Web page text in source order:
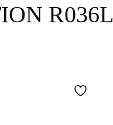
R036L